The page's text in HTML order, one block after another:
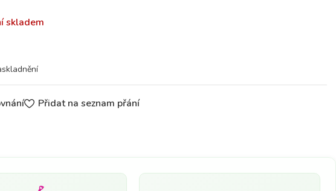
skladem
Přidat na seznam přání